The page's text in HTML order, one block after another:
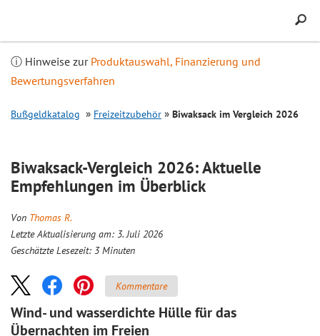
ⓘ Hinweise zur Produktauswahl, Finanzierung und
Bewertungsverfahren
Bußgeldkatalog Freizeitzubehör Biwaksack im Vergleich 2026
Biwaksack-Vergleich 2026: Aktuelle
Empfehlungen im Überblick
Von Thomas R.
Letzte Aktualisierung am: 3. Juli 2026
Geschätzte Lesezeit: 3 Minuten
Kommentare
Wind- und wasserdichte Hülle für das
Übernachten im Freien